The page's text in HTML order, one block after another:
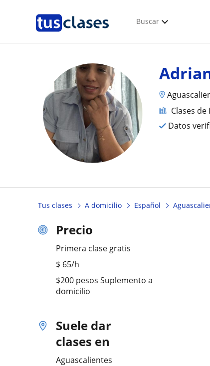
Buscar
Clases de
Datos
Tus clases A domicilio Español
Precio
Primera clase gratis
$ 65/h
$200 pesos Suplemento a
domicilio
Suele dar
clases en
Aguascalientes